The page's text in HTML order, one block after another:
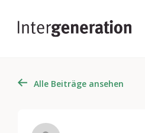
Alle Beiträge ansehen